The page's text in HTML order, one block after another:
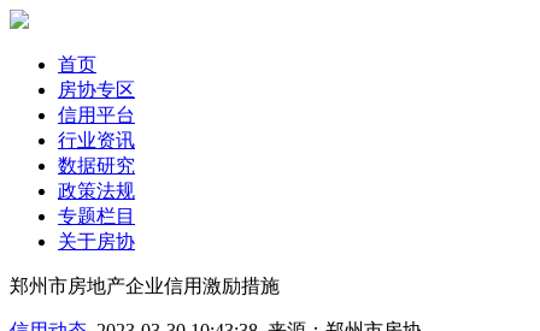
首页
房协专区
信用平台
行业资讯
数据研究
政策法规
专题栏目
关于房协
郑州市房地产企业信用激励措施